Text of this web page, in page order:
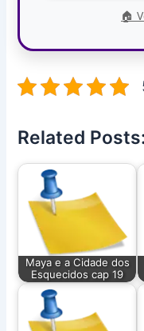
🏠
Related Posts:
Maya e a Cidade dos
Esquecidos cap 19